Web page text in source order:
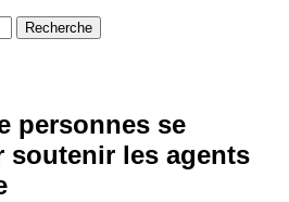
personnes se
soutenir les agents